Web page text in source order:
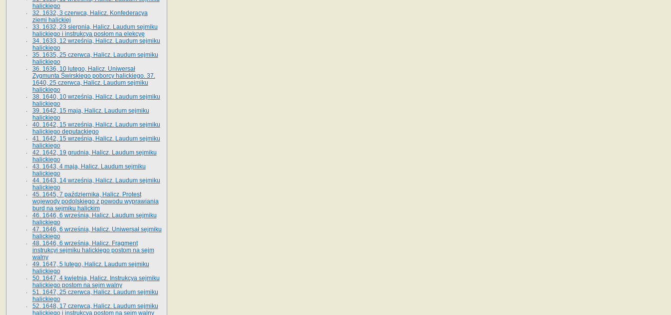
halickiego
32. 1632, 3 czerwca, Halicz. Konfederacya
ziemi halickiej
33. 1632, 23 sierpnia, Halicz. Laudum sejmiku
halickiego i instrukcya posłom na elekcyę
34. 1633, 12 września, Halicz. Laudum sejmiku
halickiego
35. 1635, 25 czerwca, Halicz. Laudum sejmiku
halickiego
36. 1636, 10 lutego, Halicz. Uniwersał
Zygmunta Świrskiego poborcy halickiego. 37.
1640, 25 czerwca, Halicz. Laudum sejmiku
halickiego
38. 1640, 10 września, Halicz. Laudum sejmiku
halickiego
39. 1642, 15 maja, Halicz. Laudum sejmiku
halickiego
40. 1642, 15 września, Halicz. Laudum sejmiku
halickiego deputackiego
41. 1642, 15 września, Halicz. Laudum sejmiku
halickiego
42. 1642, 19 grudnia, Halicz. Laudum sejmiku
halickiego
43. 1643, 4 maja, Halicz. Laudum sejmiku
halickiego
44. 1643, 14 września, Halicz. Laudum sejmiku
halickiego
45. 1645, 7 października, Halicz. Protest
wojewody podolskiego z powodu wyprawiania
burd na sejmiku halickim
46. 1646, 6 września, Halicz. Laudum sejmiku
halickiego
47. 1646, 6 września, Halicz. Uniwersał sejmiku
halickiego
48. 1646, 6 września, Halicz. Fragment
instrukcyi sejmiku halickiego postom na sejm
walny
49. 1647, 5 lutego, Halicz. Laudum sejmiku
halickiego
50. 1647, 4 kwietnia, Halicz. Instrukcya sejmiku
halickiego postom na sejm walny
51. 1647, 25 czerwca, Halicz. Laudum sejmiku
halickiego
52. 1648, 17 czerwca, Halicz. Laudum sejmiku
halickiego i instrukcya postom na sejm walny